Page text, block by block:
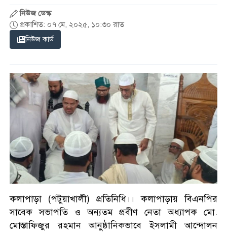
নিউজ ডেস্ক
প্রকাশিত: ০৭ মে, ২০২৫, ১০:৩০ রাত
নিউজ কার্ড
কলাপাড়া (পটুয়াখালী) প্রতিনিধি।। কলাপাড়ায় বিএনপির
সাবেক সভাপতি ও অন্যতম প্রবীণ নেতা অধ্যাপক মো.
মোস্তাফিজুর রহমান আনুষ্ঠানিকভাবে ইসলামী আন্দোলন